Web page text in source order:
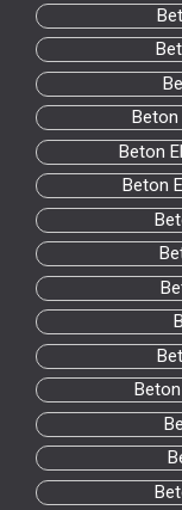
Beton
Beton